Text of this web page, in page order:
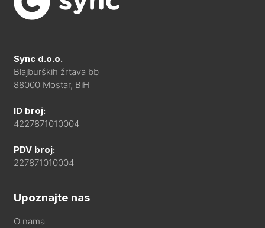
Sync d.o.o.
Blajburških žrtava bb
88000 Mostar, BiH
ID broj:
4227871010004
PDV broj:
227871010004
Upoznajte nas
O nama